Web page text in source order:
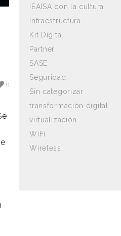
0
IEAISA con la cultura
Infraestructura
Kit Digital
Partner
SASE
Seguridad
Sin categorizar
transformación digital
virtualización
WiFi
Wireless